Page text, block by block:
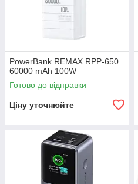
PowerBank REMAX RPP-650
60000 mAh 100W
Готово до відправки
Ціну уточнюйте